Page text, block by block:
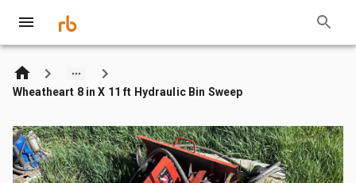
Wheatheart 8 in X 11 ft Hydraulic Bin Sweep